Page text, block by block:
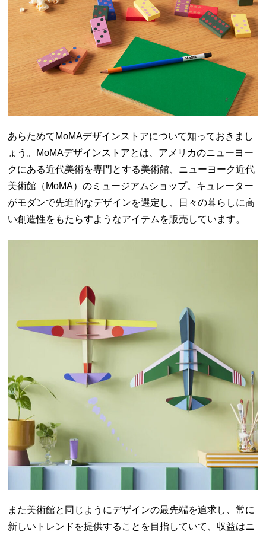
あらためてMoMAデザインストアについて知っておきまし
ょう。MoMAデザインストアとは、アメリカのニューヨー
クにある近代美術を専門とする美術館、ニューヨーク近代
美術館（MoMA）のミュージアムショップ。キュレーター
がモダンで先進的なデザインを選定し、日々の暮らしに高
い創造性をもたらすようなアイテムを販売しています。
また美術館と同じようにデザインの最先端を追求し、常に
新しいトレンドを提供することを目指していて、収益はニ